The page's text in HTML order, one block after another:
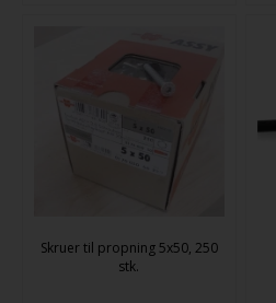
Skruer til propning 5x50, 250
stk.